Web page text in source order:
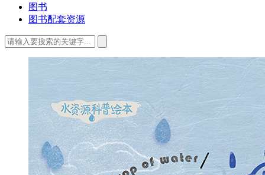
图书
图书配套资源